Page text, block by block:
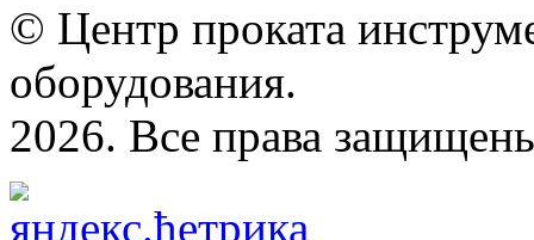
© Центр проката
оборудования.
2026. Все права